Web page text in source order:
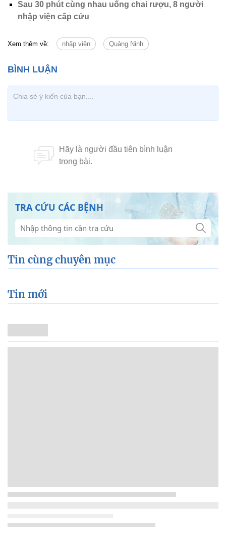
Sau 30 phút cùng nhau uống chai rượu, 8 người
nhập viện cấp cứu
Xem thêm về: nhập viện Quảng Ninh
TRA CỨU CÁC BỆNH
Tin cùng chuyên mục
Tin mới